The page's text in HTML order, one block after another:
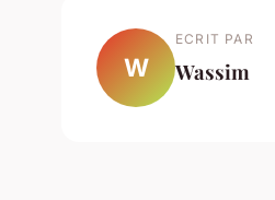
W
ECRIT PAR
Wassim